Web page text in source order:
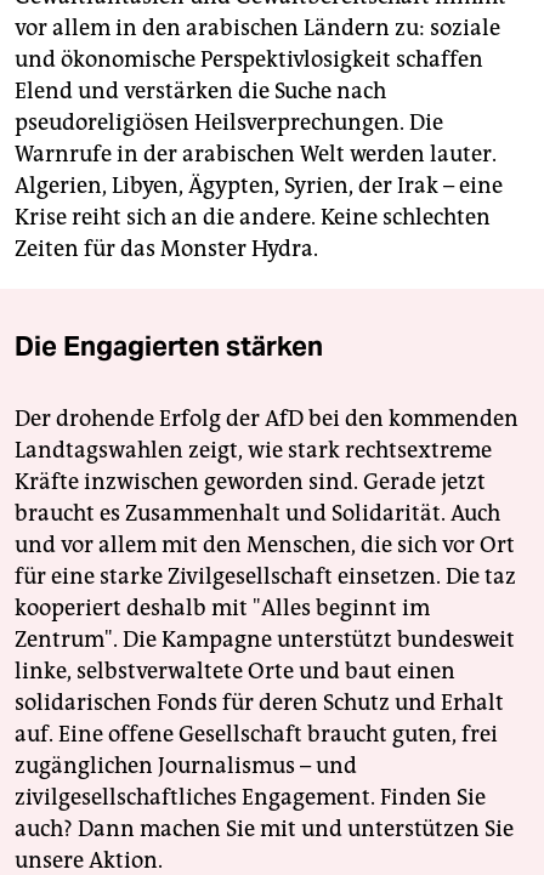
vor allem in den arabischen Ländern zu: soziale
und ökonomische Perspektivlosigkeit schaffen
Elend und verstärken die Suche nach
pseudoreligiösen Heilsverprechungen. Die
Warnrufe in der arabischen Welt werden lauter.
Algerien, Libyen, Ägypten, Syrien, der Irak – eine
Krise reiht sich an die andere. Keine schlechten
Zeiten für das Monster Hydra.
Die Engagierten stärken
Der drohende Erfolg der AfD bei den kommenden
Landtagswahlen zeigt, wie stark rechtsextreme
Kräfte inzwischen geworden sind. Gerade jetzt
braucht es Zusammenhalt und Solidarität. Auch
und vor allem mit den Menschen, die sich vor Ort
für eine starke Zivilgesellschaft einsetzen. Die taz
kooperiert deshalb mit "Alles beginnt im
Zentrum". Die Kampagne unterstützt bundesweit
linke, selbstverwaltete Orte und baut einen
solidarischen Fonds für deren Schutz und Erhalt
auf. Eine offene Gesellschaft braucht guten, frei
zugänglichen Journalismus – und
zivilgesellschaftliches Engagement. Finden Sie
auch? Dann machen Sie mit und unterstützen Sie
unsere Aktion.